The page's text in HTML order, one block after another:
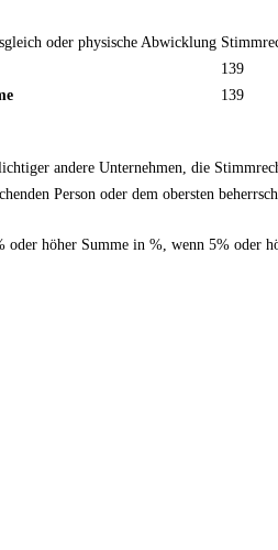
oder physische Abwicklung
139
139
andere Unternehmen, die
Person oder dem obersten
oder höher Summe in %, wenn 5% oder